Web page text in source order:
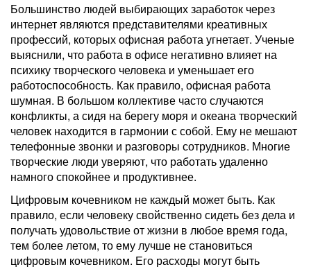
Большинство людей выбирающих заработок через
интернет являются представителями креативных
профессий, которых офисная работа угнетает. Ученые
выяснили, что работа в офисе негативно влияет на
психику творческого человека и уменьшает его
работоспособность. Как правило, офисная работа
шумная. В большом коллективе часто случаются
конфликты, а сидя на берегу моря и океана творческий
человек находится в гармонии с собой. Ему не мешают
телефонные звонки и разговоры сотрудников. Многие
творческие люди уверяют, что работать удаленно
намного спокойнее и продуктивнее.
Цифровым кочевником не каждый может быть. Как
правило, если человеку свойственно сидеть без дела и
получать удовольствие от жизни в любое время года,
тем более летом, то ему лучше не становиться
цифровым кочевником. Его расходы могут быть